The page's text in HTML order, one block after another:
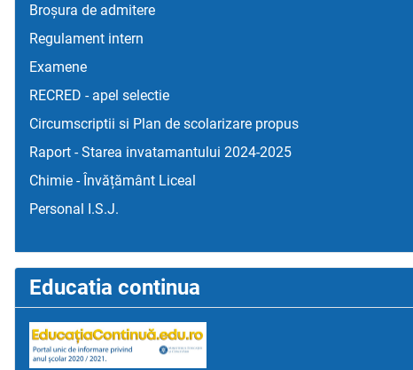
Broșura de admitere
Regulament intern
Examene
RECRED - apel selectie
Circumscriptii si Plan de scolarizare propus
Raport - Starea invatamantului 2024-2025
Chimie - Învățământ Liceal
Personal I.S.J.
Educatia continua